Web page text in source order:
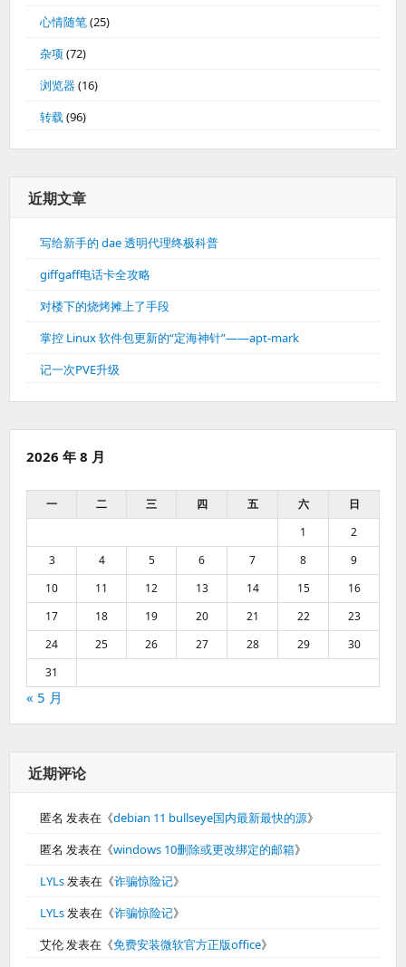
心情随笔(25)
杂项 (72)
浏览器(16)
转载(96)
近期文章
写给新手的 dae 透明代理终极科普
giffgaff电话卡全攻略
对楼下的烧烤摊上了手段
掌控 Linux 软件包更新的“定海神针”——apt-mark
记一次PVE升级
2026 年 8 月
一 二 三 四 五 六
日
1
2
3
4 5 6 7 8
9
10
11 12 13 14 15
16
17
18 19 20 21 22
23
24
25 26 27 28 29
30
31
« 5 月
近期评论
匿名 发表在《debian 11 bullseye国内最新最快的源》
匿名 发表在《windows 10删除或更改绑定的邮箱》
LYLs发表在《诈骗惊险记》
LYLs发表在《诈骗惊险记》
艾伦发表在《免费安装微软官方正版office》